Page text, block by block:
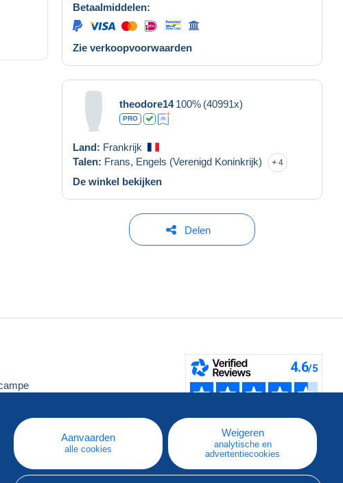
Betaalmiddelen:
Zie verkoopvoorwaarden
theodore14 100% (40991x)
PRO
Land: Frankrijk
Talen: Frans, Engels (Verenigd Koninkrijk) 4
De winkel bekijken
Delen
Aanvaarden
alle cookies
Weigeren
analytische en
advertentiecookies
website